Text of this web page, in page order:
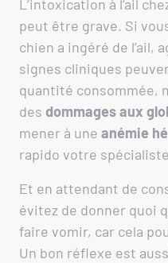
L’intoxication à l’ail
peut être grave. Si
chien a ingéré de l’ail,
signes cliniques
quantité consommée,
des dommages aux
mener à une anémie
rapido votre
Et en attendant de
évitez de donner quoi
faire vomir, car cela
Un bon réflexe est